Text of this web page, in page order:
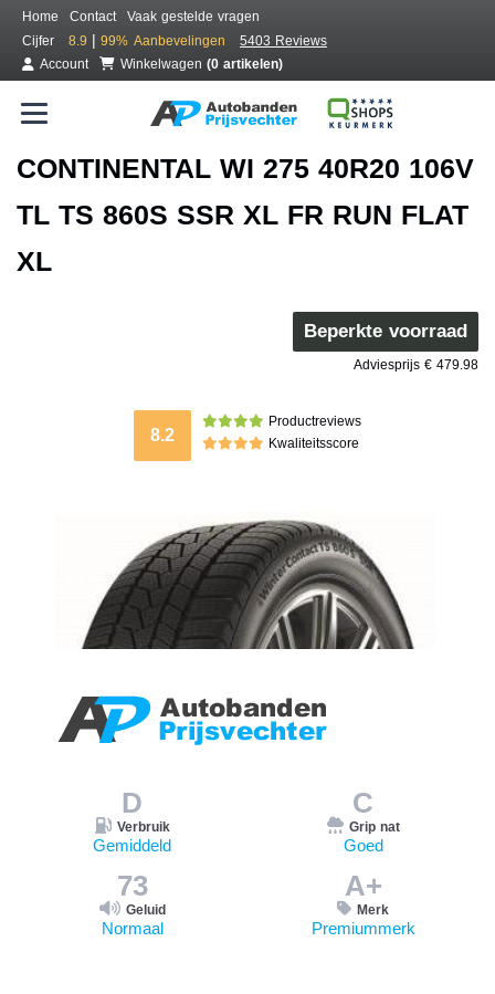
Home Contact
Vaak gestelde vragen
Cijfer
8.9 | 99% Aanbevelingen
5403 Reviews
Account
Winkelwagen (0 artikelen)
CONTINENTAL WI 275 40R20 106V
TL TS 860S SSR XL FR RUN FLAT
XL
Beperkte voorraad
Adviesprijs € 479.98
8.2
Productreviews
Kwaliteitsscore
D
Verbruik
Gemiddeld
C
Grip nat
Goed
73
Geluid
Normaal
A+
Merk
Premiummerk